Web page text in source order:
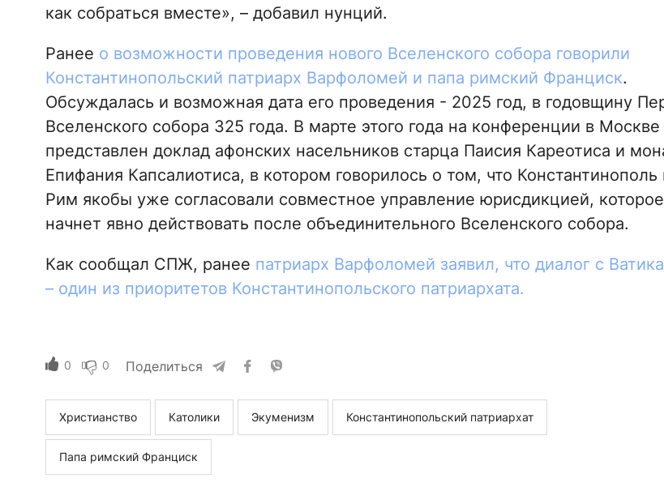
как собраться вместе», – добавил нунций.
Ранее о возможности проведения нового Вселенского собора говорили
Константинопольский патриарх Варфоломей и папа римский Франциск.
Обсуждалась и возможная дата его проведения - 2025 год, в годовщину
Вселенского собора 325 года. В марте этого года на конференции в
представлен доклад афонских насельников старца Паисия Кареотиса и
Епифания Капсалиотиса, в котором говорилось о том, что Константинополь
Рим якобы уже согласовали совместное управление юрисдикцией, которое
начнет явно действовать после объединительного Вселенского собора.
Как сообщал СПЖ, ранее патриарх Варфоломей заявил, что диалог с
– один из приоритетов Константинопольского патриархата.
0 0 Поделиться
Христианство Католики Экуменизм Константинопольский патриархат
Папа римский Франциск